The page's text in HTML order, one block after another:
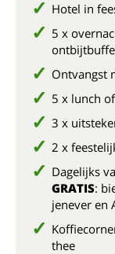
Hotel in
5 x
Ontvangst
5 x lunch
3 x
2 x
Dagelijks
GRATIS:
jenever en
thee